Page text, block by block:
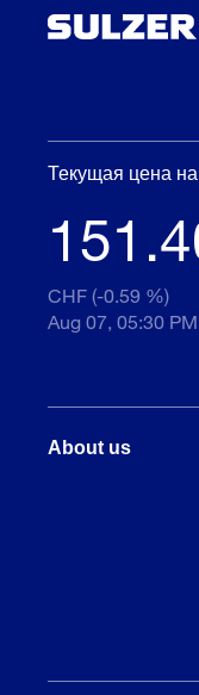
Текущая цена
CHF (-0.59 %)
Aug 07, 05:30 PM
About us